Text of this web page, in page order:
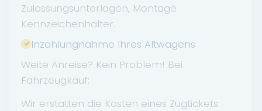
Zulassungsunterlagen, Montage
Kennzeichenhalter.
Inzahlungnahme Ihres Altwagens
Weite Anreise? Kein Problem! Bei
Fahrzeugkauf:
Wir erstatten die Kosten eines Zugtickets